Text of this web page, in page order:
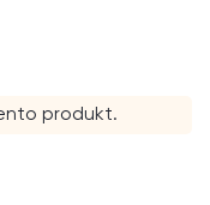
produkt.